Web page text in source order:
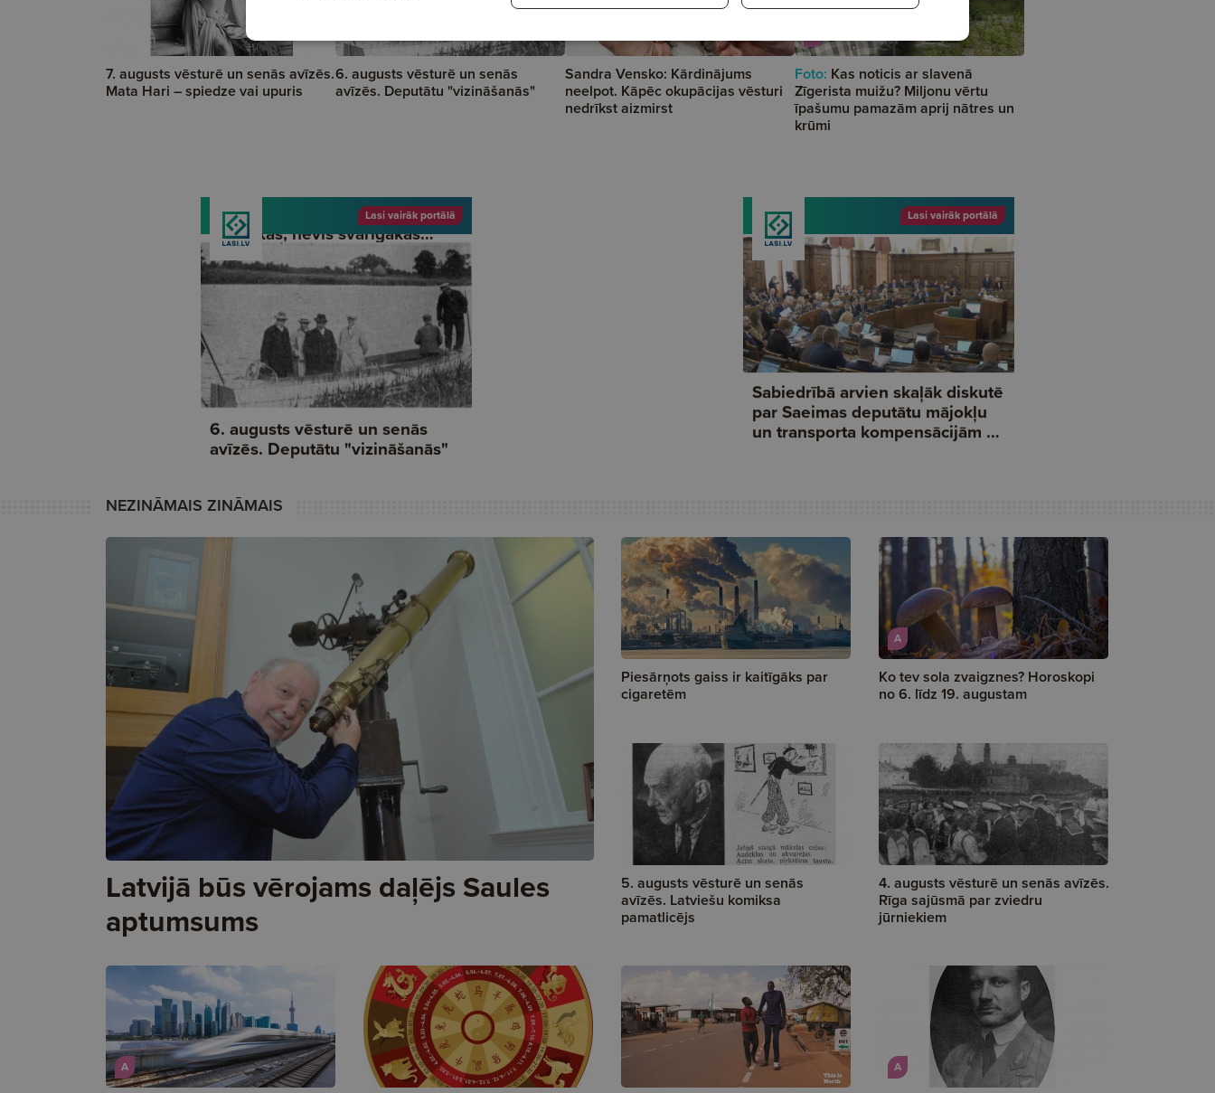
7. augusts vēsturē un senās avīzēs.
Mata Hari – spiedze vai upuris
6. augusts vēsturē un senās
avīzēs. Deputātu "vizināšanās"
Sandra Vensko: Kārdinājums
neelpot. Kāpēc okupācijas vēsturi
nedrīkst aizmirst
Foto: Kas noticis ar slavenā
Zīgerista muižu? Miljonu vērtu
īpašumu pamazām aprij nātres un
krūmi
NEZINĀMAIS ZINĀMAIS
Latvijā būs vērojams daļējs Saules
aptumsums
Piesārņots gaiss ir kaitīgāks par
cigaretēm
A
Ko tev sola zvaigznes? Horoskopi
no 6. līdz 19. augustam
5. augusts vēsturē un senās
avīzēs. Latviešu komiksa
pamatlicējs
4. augusts vēsturē un senās avīzēs.
Rīga sajūsmā par zviedru
jūrniekiem
A A